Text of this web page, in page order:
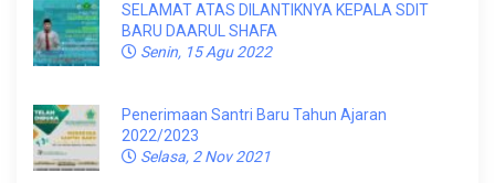
SELAMAT ATAS DILANTIKNYA KEPALA SDIT
BARU DAARUL SHAFA
Senin, 15 Agu 2022
Penerimaan Santri Baru Tahun Ajaran
2022/2023
Selasa, 2 Nov 2021